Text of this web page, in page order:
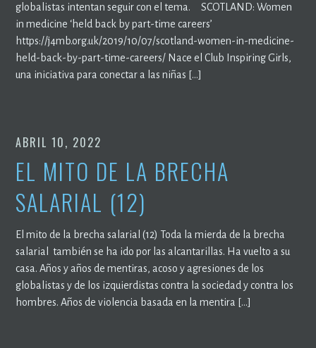
globalistas intentan seguir con el tema. SCOTLAND: Women
in medicine ‘held back by part-time careers’
https://j4mb.org.uk/2019/10/07/scotland-women-in-medicine-
held-back-by-part-time-careers/ Nace el Club Inspiring Girls,
una iniciativa para conectar a las niñas […]
ABRIL 10, 2022
EL MITO DE LA BRECHA
SALARIAL (12)
El mito de la brecha salarial (12) Toda la mierda de la brecha
salarial también se ha ido por las alcantarillas. Ha vuelto a su
casa. Años y años de mentiras, acoso y agresiones de los
globalistas y de los izquierdistas contra la sociedad y contra los
hombres. Años de violencia basada en la mentira […]